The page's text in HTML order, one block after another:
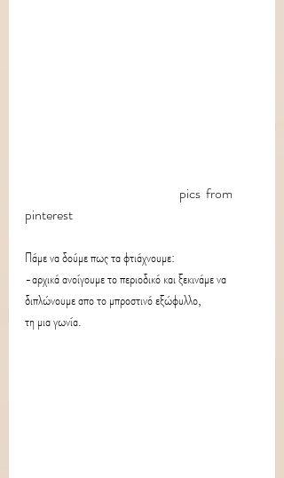
pinterest
Πάμε να δούμε πως τα φτιάχνουμε:
-αρχικά ανοίγουμε το περιοδικό και ξεκινάμε να
διπλώνουμε απο το μπροστινό εξώφυλλο,
τη μια γωνία.